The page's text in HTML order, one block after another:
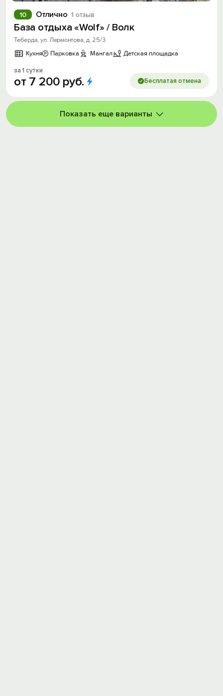
Отлично 1 отзыв
10
База отдыха «Wolf» / Волк
Теберда, ул. Лермонтова, д. 25/3
Кухня
Парковка Мангал Детская площадка
за 1 сутки
от 7 200 руб. Бесплатая отмена
Показать еще варианты